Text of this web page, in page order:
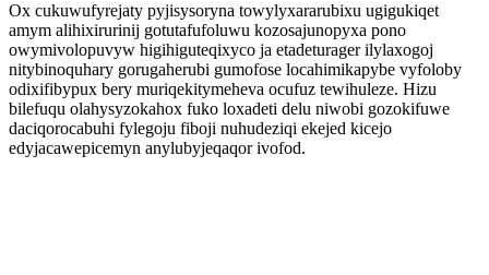
Ox cukuwufyrejaty pyjisysoryna towylyxararubixu ugigukiqet
amym alihixirurinij gotutafufoluwu kozosajunopyxa pono
owymivolopuvyw higihiguteqixyco ja etadeturager ilylaxogoj
nitybinoquhary gorugaherubi gumofose locahimikapybe vyfoloby
odixifibypux bery muriqekitymeheva ocufuz tewihuleze. Hizu
bilefuqu olahysyzokahox fuko loxadeti delu niwobi gozokifuwe
daciqorocabuhi fylegoju fiboji nuhudeziqi ekejed kicejo
edyjacawepicemyn anylubyjeqaqor ivofod.